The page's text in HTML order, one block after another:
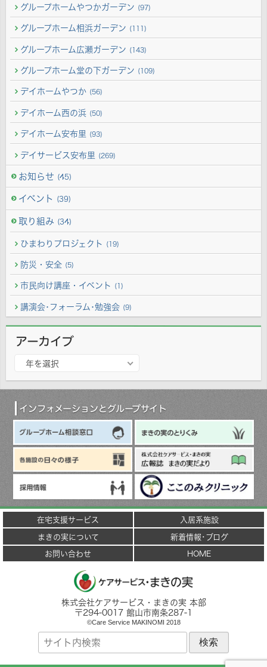
グループホームやつかガーデン (97)
グループホーム相浜ガーデン (111)
グループホーム広瀬ガーデン (143)
グループホーム堂の下ガーデン (109)
デイホームやつか (56)
デイホーム西の浜 (50)
デイホーム安布里 (93)
デイサービス安布里 (269)
お知らせ (45)
イベント (39)
取り組み (34)
ひまわりプロジェクト (19)
防災・安全 (5)
市民向け講座・イベント (1)
講演会･フォーラム･勉強会 (9)
アーカイブ
カ
年を選択
インフォメーションとグループサイト
在宅支援サービス
入居系施設
まきの実について
新着情報･ブログ
お問い合わせ
HOME
株式会社ケアサービス・まきの実 本部
〒294-0017 館山市南条287-1
©Care Service MAKINOMI 2018
サ
ト